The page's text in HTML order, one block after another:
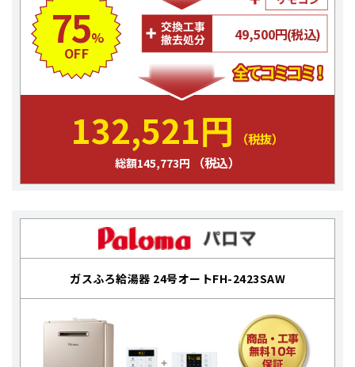
75%
OFF
49,500円(税込)
132,521円 （税抜）
総額145,773円 （税込）
ガスふろ給湯器 24号オートFH-2423SAW